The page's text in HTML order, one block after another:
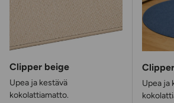
Clipper beige
Upea ja kestävä
kokolattiamatto.
Upea ja